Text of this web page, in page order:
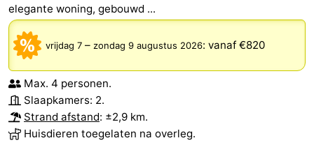
elegante woning, gebouwd ...
vrijdag 7 – zondag 9 augustus 2026: vanaf €820
Max. 4 personen.
Slaapkamers: 2.
Strand afstand: ±2,9 km.
Huisdieren toegelaten na overleg.